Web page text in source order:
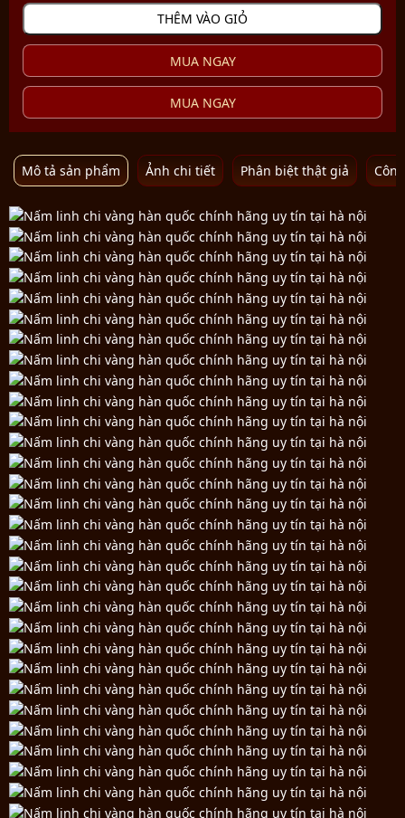
THÊM VÀO GIỎ
MUA NGAY
MUA NGAY
Mô tả sản phẩm Ảnh chi tiết Phân biệt thật giả